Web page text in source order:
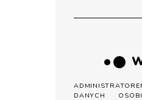
DANYCH